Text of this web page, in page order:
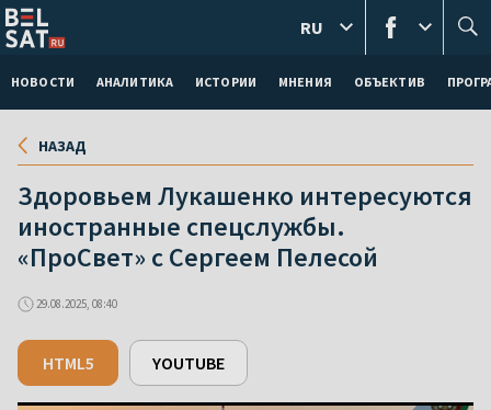
НОВОСТИ АНАЛИТИКА ИСТОРИИ МНЕНИЯ ОБЪЕКТИВ
RU
НАЗАД
Здоровьем Лукашенко интересуются
иностранные спецслужбы.
«ПроСвет» с Сергеем Пелесой
29.08.2025, 08:40
HTML5 YOUTUBE